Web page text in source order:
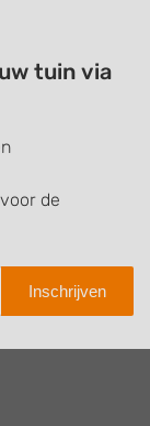
tuin via
de
Inschrijven